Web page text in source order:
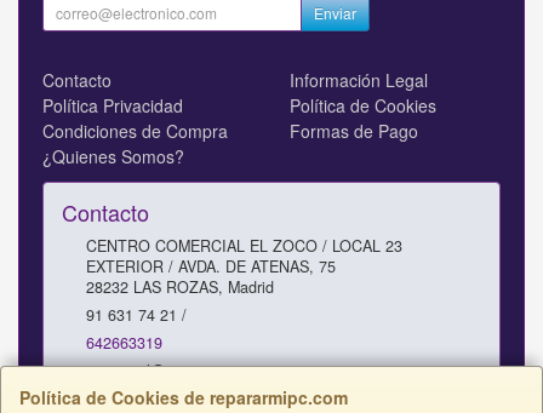
Política de Cookies de repararmipc.com
Enviar
Contacto
Información Legal
Política Privacidad
Política de Cookies
Condiciones de Compra
Formas de Pago
¿Quienes Somos?
Contacto
CENTRO COMERCIAL EL ZOCO / LOCAL 23
EXTERIOR / AVDA. DE ATENAS, 75
28232 LAS ROZAS, Madrid
91 631 74 21 /
642663319
comercial@repararmipc.com